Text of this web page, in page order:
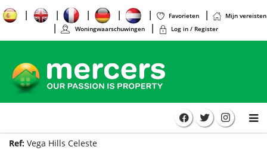
Favorieten
Mijn vereisten
Woningwaarschuwingen
Log in / Register
Ref: Vega Hills Celeste